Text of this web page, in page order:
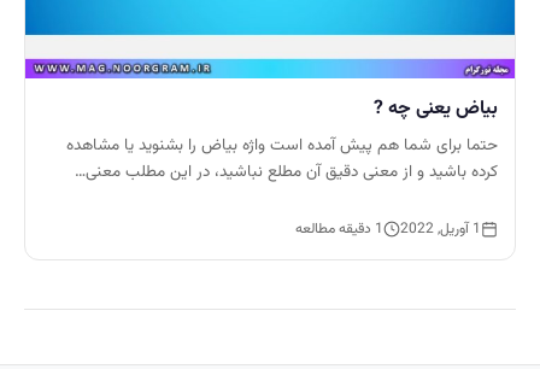
بیاض یعنی چه ?
حتما برای شما هم پیش آمده است واژه بیاض را بشنوید یا مشاهده
کرده باشید و از معنی دقیق آن مطلع نباشید، در این مطلب معنی…
1 آوریل, 2022 1 دقیقه مطالعه